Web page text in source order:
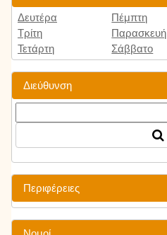
Δευτέρα
Τρίτη
Τετάρτη
Πέμπτη
Παρασκευή
Σάββατο
Διεύθυνση
Περιφέρειες